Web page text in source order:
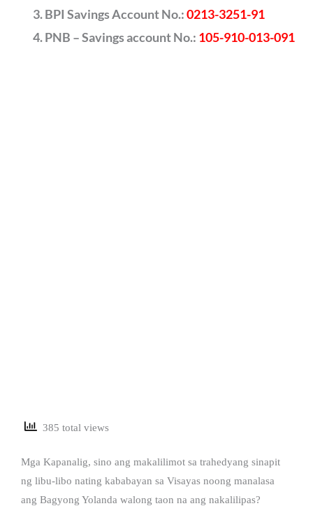
BPI Savings Account No.:0213-3251-91
PNB – Savings account No.: 105-910-013-091
385 total views
Mga Kapanalig, sino ang makalilimot sa trahedyang sinapit
ng libu-libo nating kababayan sa Visayas noong manalasa
ang Bagyong Yolanda walong taon na ang nakalilipas?